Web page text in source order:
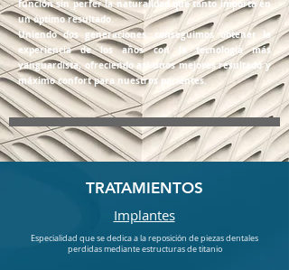
función sin perfer la naturalidad que tanto importa en
un óptimo resultado.
Uniendo dos generaciones, conseguimos obtener la
experiencia de los años con la tecnologia más
vanguardista, ofreciendo así unos mejores resultado y
máximo confort para nuestros pacientes.
TRATAMIENTOS
Implantes
Especialidad que se dedica a la reposición de piezas dentales
perdidas mediante estructuras de titanio